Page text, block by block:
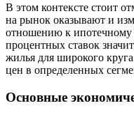
В этом контексте стоит
на рынок оказывают и
отношению к
процентных ставок
жилья для широкого
цен в определенных
Основные